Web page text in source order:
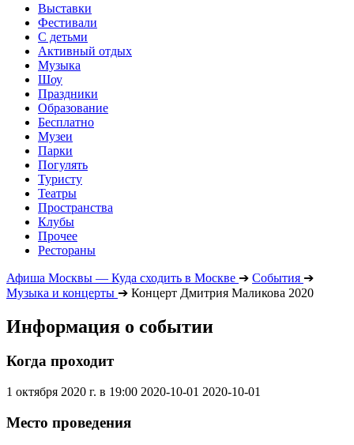
Выставки
Фестивали
С детьми
Активный отдых
Музыка
Шоу
Праздники
Образование
Бесплатно
Музеи
Парки
Погулять
Туристу
Театры
Пространства
Клубы
Прочее
Рестораны
Афиша Москвы — Куда сходить в Москве ➔ События ➔
Музыка и концерты ➔ Концерт Дмитрия Маликова 2020
Информация о событии
Когда проходит
1 октября 2020 г. в 19:00 2020-10-01 2020-10-01
Место проведения